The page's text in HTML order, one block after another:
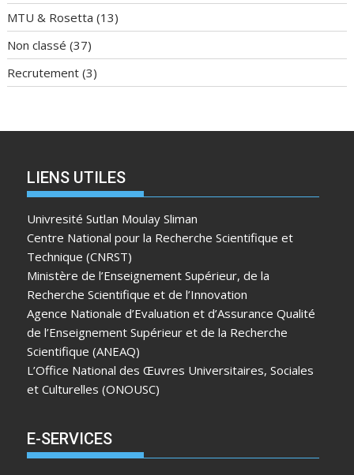
MTU & Rosetta (13)
Non classé (37)
Recrutement (3)
LIENS UTILES
Univresité Sutlan Moulay Sliman
Centre National pour la Recherche Scientifique et
Technique (CNRST)
Ministère de l’Enseignement Supérieur, de la
Recherche Scientifique et de l’Innovation
Agence Nationale d’Evaluation et d’Assurance Qualité
de l’Enseignement Supérieur et de la Recherche
Scientifique (ANEAQ)
L’Office National des Œuvres Universitaires, Sociales
et Culturelles (ONOUSC)
E-SERVICES